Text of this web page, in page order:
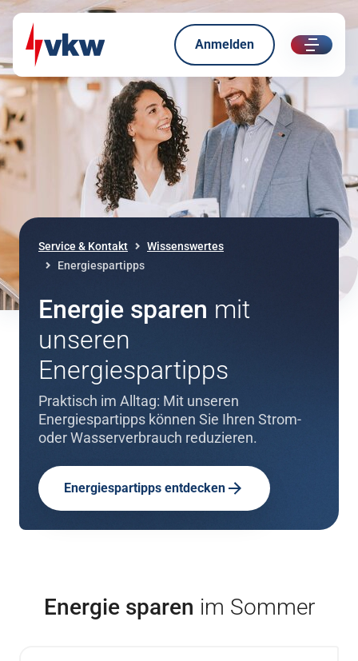
Direkt zum Inhalt
Direkt zur Navigation
Anmelden
Service & Kontakt
Wissenswertes
Energiespartipps
Energie sparen mit
unseren
Energiespartipps
Praktisch im Alltag: Mit unseren
Energiespartipps können Sie Ihren Strom-
oder Wasserverbrauch reduzieren.
Energiespartipps entdecken
Energie sparen im Sommer